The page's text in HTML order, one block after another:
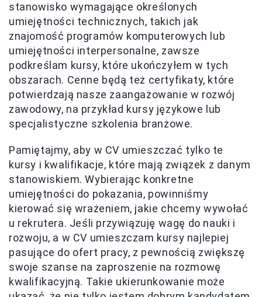
stanowisko wymagające określonych
umiejętności technicznych, takich jak
znajomość programów komputerowych lub
umiejętności interpersonalne, zawsze
podkreślam kursy, które ukończyłem w tych
obszarach. Cenne będą też certyfikaty, które
potwierdzają nasze zaangażowanie w rozwój
zawodowy, na przykład kursy językowe lub
specjalistyczne szkolenia branżowe.
Pamiętajmy, aby w CV umieszczać tylko te
kursy i kwalifikacje, które mają związek z danym
stanowiskiem. Wybierając konkretne
umiejętności do pokazania, powinniśmy
kierować się wrażeniem, jakie chcemy wywołać
u rekrutera. Jeśli przywiązuję wagę do nauki i
rozwoju, a w CV umieszczam kursy najlepiej
pasujące do ofert pracy, z pewnością zwiększę
swoje szanse na zaproszenie na rozmowę
kwalifikacyjną. Takie ukierunkowanie może